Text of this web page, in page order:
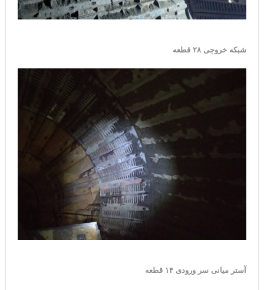
شبکه خروجی ۲۸ قطعه
آستر میانی سر ورودی ۱۴ قطعه